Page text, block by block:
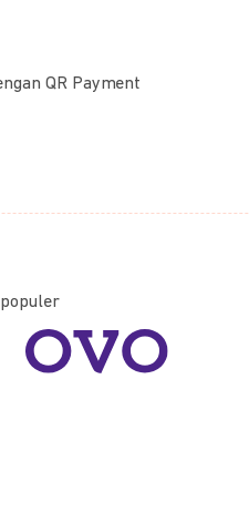
QR Payment